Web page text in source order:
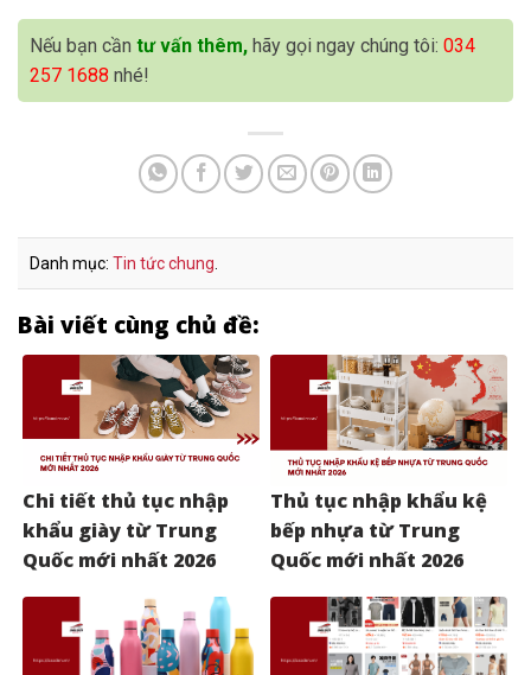
Nếu bạn cần tư vấn thêm, hãy gọi ngay chúng tôi: 034
257 1688 nhé!
Danh mục: Tin tức chung
Bài viết cùng chủ đề:
Chi tiết thủ tục nhập
khẩu giày từ Trung
Quốc mới nhất 2026
Thủ tục nhập khẩu kệ
bếp nhựa từ Trung
Quốc mới nhất 2026